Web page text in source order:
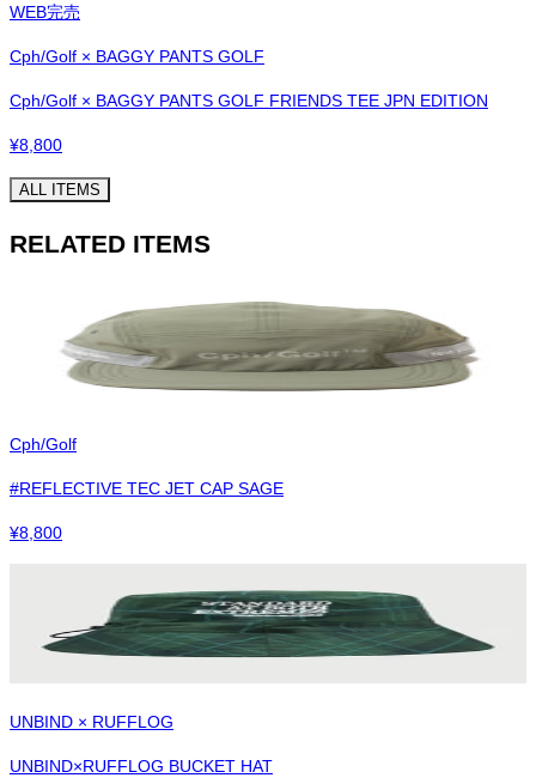
WEB完売
Cph/Golf × BAGGY PANTS GOLF
Cph/Golf × BAGGY PANTS GOLF FRIENDS TEE JPN EDITION
¥8,800
ALL ITEMS
RELATED ITEMS
Cph/Golf
#REFLECTIVE TEC JET CAP SAGE
¥8,800
UNBIND × RUFFLOG
UNBIND×RUFFLOG BUCKET HAT